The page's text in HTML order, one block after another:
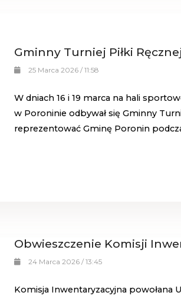
Gminny Turniej Piłki
25 Marca 2026 / 11:58
W dniach 16 i 19 marca na hali
w Poroninie odbywał się Gminny
reprezentować Gminę Poronin
Obwieszczenie Komisji
24 Marca 2026 / 13:45
Komisja Inwentaryzacyjna powołana